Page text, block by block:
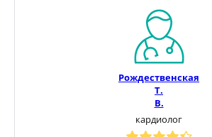
Рождественская
Т.
В.
кардиолог